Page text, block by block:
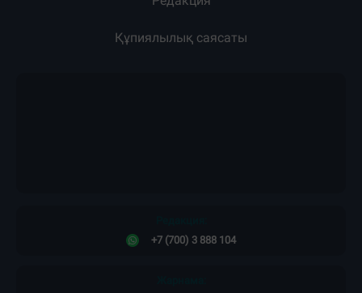
Құпиялылық саясаты
+7 (700) 3 888 104